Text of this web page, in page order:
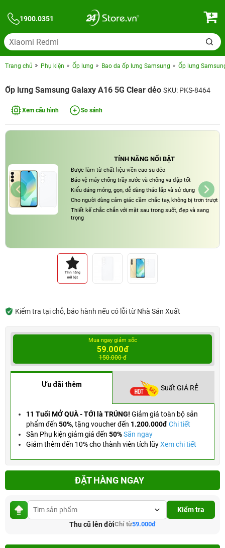
1900.0351
Trang chủ Phụ kiện Ốp lưng Bao da ốp lưng Samsung Ốp lưng
Ốp lưng Samsung Galaxy A16 5G Clear dẻo SKU: PKS-8464
Xem cấu hình So sánh
TÍNH NĂNG NỔI BẬT
Được làm từ chất liệu viền cao su dẻo
Bảo vệ máy chống trầy xước và chống va đập tốt
Kiểu dáng mỏng, gọn, dễ dàng tháo lắp và sử dụng
Cho người dùng cảm giác cầm chắc tay, không bị trơn trượt
Thiết kế chắc chắn với mặt sau trong suốt, đẹp và sang
trọng
Kiểm tra tại chỗ, bảo hành nếu có lỗi từ Nhà Sản Xuất
Mua ngay giảm sốc
59.000đ
150.000 đ
Ưu đãi thêm Suất GIÁ RẺ
11 Tuổi MỞ QUÀ - TỚI là TRÚNG! Giảm giá toàn bộ sản
phẩm đến 50%, tặng voucher đến 1.200.000đChi tiết
Săn Phụ kiện giảm giá đến 50%Săn ngay
Giảm thêm đến 10% cho thành viên tích lũyXem chi tiết
ĐẶT HÀNG NGAY
Kiểm tra
Thu cũ lên đờiChỉ từ59.000đ